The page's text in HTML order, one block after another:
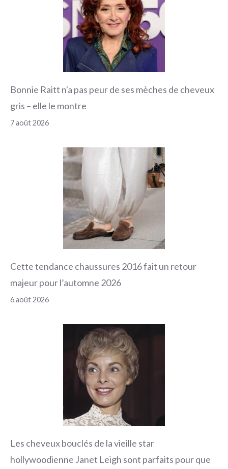
Bonnie Raitt n'a pas peur de ses mèches de cheveux
gris – elle le montre
7 août 2026
Cette tendance chaussures 2016 fait un retour
majeur pour l’automne 2026
6 août 2026
Les cheveux bouclés de la vieille star
hollywoodienne Janet Leigh sont parfaits pour que